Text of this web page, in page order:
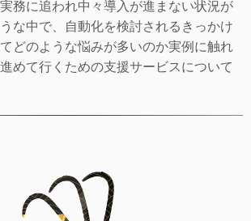
務に追われ中々導入が進まない状況が
な中で、自動化を検討されるきっかけ
どのような悩みが多いのか実例に触れ
めて行くための支援サービスについて